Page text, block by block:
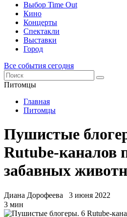
Выбор Time Out
Кино
Концерты
Спектакли
Выставки
Город
Все события сегодня
Питомцы
Главная
Питомцы
Пушистые
Rutube-каналов
забавных
Диана Дорофеева
3 июня 2022
3 мин